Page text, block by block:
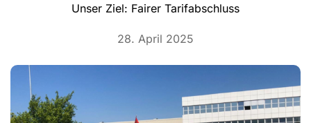
Unser Ziel: Fairer Tarifabschluss
28. April 2025